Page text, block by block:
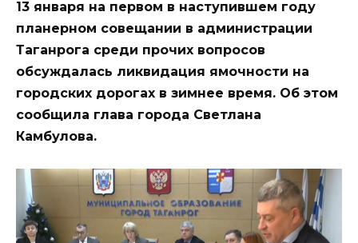
13 января на первом в наступившем году
планерном совещании в администрации
Таганрога среди прочих вопросов
обсуждалась ликвидация ямочности на
городских дорогах в зимнее время. Об этом
сообщила глава города Светлана
Камбулова.